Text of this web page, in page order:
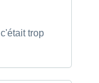
trop